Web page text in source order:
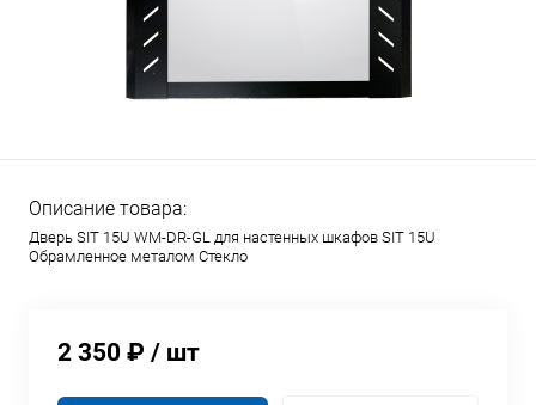
Описание товара:
Дверь SIT 15U WM-DR-GL для настенных шкафов SIT 15U
Обрамленное металом Стекло
2 350 ₽ / шт